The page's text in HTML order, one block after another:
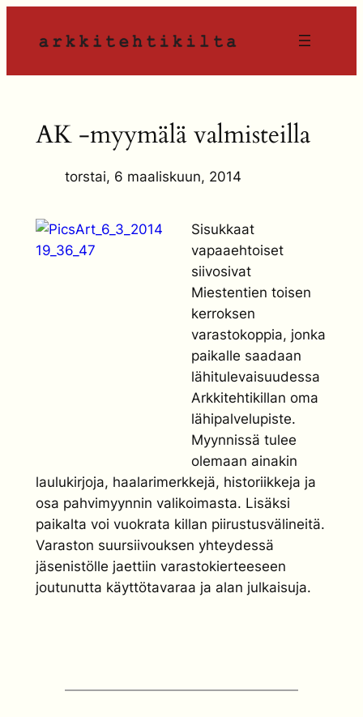
sisältöön
AK -myymälä valmisteilla
torstai, 6 maaliskuun, 2014
Sisukkaat
vapaaehtoiset
siivosivat
Miestentien toisen
kerroksen
varastokoppia, jonka
paikalle saadaan
lähitulevaisuudessa
Arkkitehtikillan oma
lähipalvelupiste.
Myynnissä tulee
olemaan ainakin
laulukirjoja, haalarimerkkejä, historiikkeja ja
osa pahvimyynnin valikoimasta. Lisäksi
paikalta voi vuokrata killan piirustusvälineitä.
Varaston suursiivouksen yhteydessä
jäsenistölle jaettiin varastokierteeseen
joutunutta käyttötavaraa ja alan julkaisuja.